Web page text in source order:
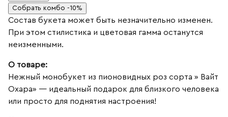
Букет
17
пионовидных
роз
Собрать комбо -10%
Состав букета может быть незначительно изменен.
При этом стилистика и цветовая гамма останутся
неизменными.
О товаре:
Нежный монобукет из пионовидных роз сорта » Вайт
Охара» — идеальный подарок для близкого человека
или просто для поднятия настроения!